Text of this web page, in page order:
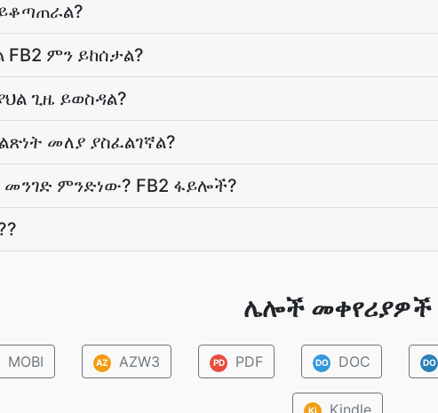
FB2 ምን ይከሰታል?
ጊዜ ይወስዳል?
መለያ ያስፈልገኛል?
ምንድነው? FB2 ፋይሎች?
ሌሎች መቀየሪያዎች
MOBI AZ AZW3 PD PDF DO DOC DO
Ki Kindle